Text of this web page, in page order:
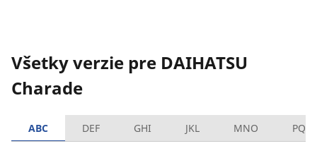
Všetky verzie pre DAIHATSU
Charade
ABC DEF GHI JKL MNO PQRS